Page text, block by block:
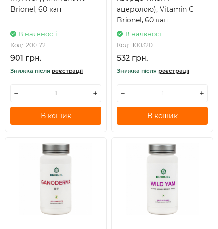
Brionel, 60 кап
В наявності
Код: 200172
901 грн.
Знижка після реєстрації
В кошик
ацеролою), Vitamin C
Brionel, 60 кап
В наявності
Код: 100320
532 грн.
Знижка після реєстрації
В кошик